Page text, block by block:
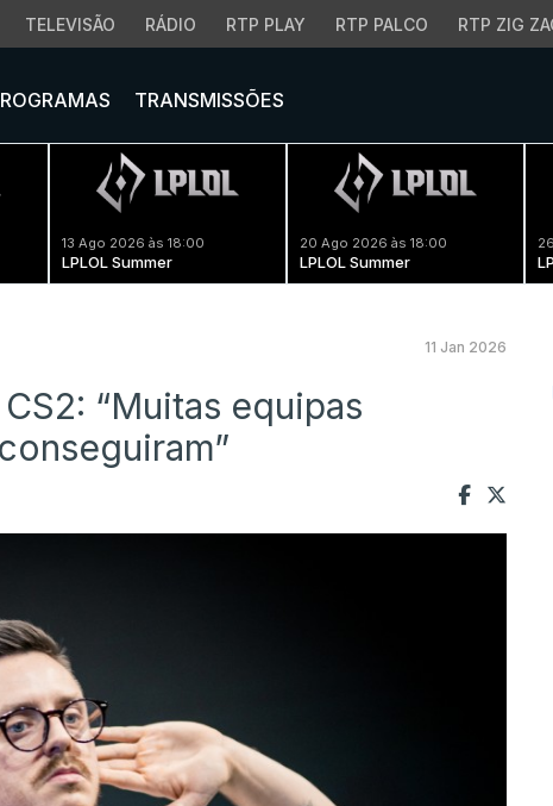
TELEVISÃO RÁDIO RTP PLAY RTP PALCO RTP ZIG
TRANSMISSÕES
13 Ago 2026 às 18:00
LPLOL Summer
20 Ago 2026 às 18:00
LPLOL Summer
11 Jan 2026
“Muitas equipas